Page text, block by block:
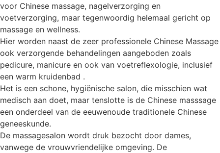
voor Chinese massage, nagelverzorging en
voetverzorging, maar tegenwoordig helemaal gericht op
massage en wellness.
Hier worden naast de zeer professionele Chinese Massage
ook verzorgende behandelingen aangeboden zoals
pedicure, manicure en ook van voetreflexologie, inclusief
een warm kruidenbad .
Het is een schone, hygiënische salon, die misschien wat
medisch aan doet, maar tenslotte is de Chinese masssage
een onderdeel van de eeuwenoude traditionele Chinese
geneeskunde.
De massagesalon wordt druk bezocht door dames,
vanwege de vrouwvriendelijke omgeving. De